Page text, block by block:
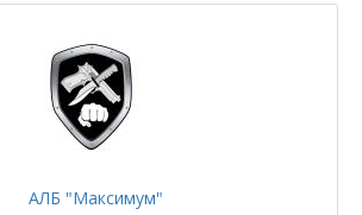
АЛБ "Максимум"